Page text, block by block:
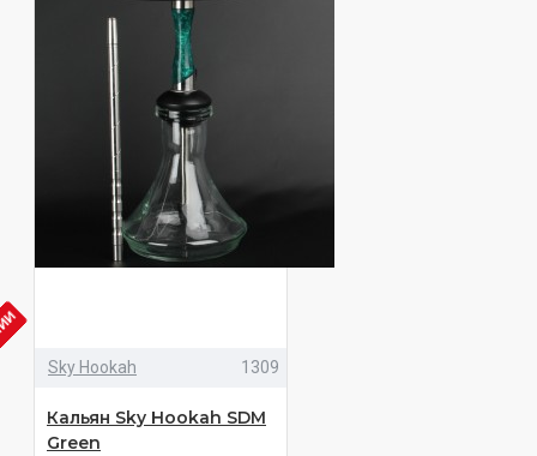
Sky Hookah 1309
Кальян Sky Hookah SDM
Green